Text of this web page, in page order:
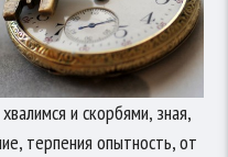
и скорбями, зная,
терпения опытность, от